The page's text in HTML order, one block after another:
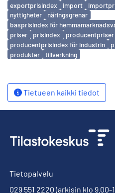
exportprisindex
import
nyttigheter
näringsgrenar
basprisindex för
priser
prisindex
producentpriser
producentprisindex för industrin
produkter
tillverkning
Tietueen kaikki tiedot
Tietopalvelu
029 551 2220 (arkisin klo 9.00-